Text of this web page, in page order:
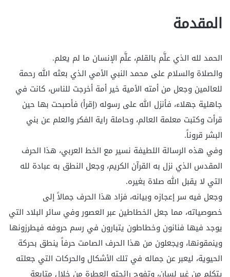
المقدمة
الحمد لله الذي علَّم بالقلم، علَّم الإنسان ما لم يعلم.
والصلاة والسلام على محمد النبي الأمي الذي بعثه الله رحمة
للعالمين وجعل من أمته الأمية خير أمة أخرجت للناس، كانت في
جاهلية جهلاء، فأنزل الله على رسوله (إقرأ) فأصبحت بها حين
قرأت وكتبت معلمة العالم، وحاملة راية الفكر والعلم عن بني
البشر قروناً.
وفي هذه الرسالة اللطيفة نسير مع الخط العربي، هذا الحرف
المقدس الذي نزل به القرآن الكريم، وجعل النطق به عبادة لله
التي لا يقبل الله صلاة بغيره.
وجعل فيه سر إعجازه وبيانه، فزاد هذا الحرف جمالاً إلى
خصوصياته، مما جعل الخطاطين عبر العصور وفي سائر البلاد التي
يوجد فيها فنانون وخطاطون يتبارون في رسم حروفه فيطرزونها
وينمقونها، ويجعلون من هذا الحرف الصامت حرفاً ينطق بحركة
الحيوية، ليعبر عن جماله في تلك الأشكال والحركات التي جعلته
يتكلم من غير لسان، وتفوح رائحته العطرة من خلال متابعة